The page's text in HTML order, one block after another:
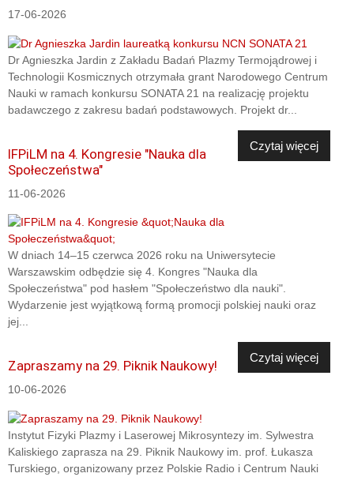
17-06-2026
Dr Agnieszka Jardin z Zakładu Badań Plazmy Termojądrowej i
Technologii Kosmicznych otrzymała grant Narodowego Centrum
Nauki w ramach konkursu SONATA 21 na realizację projektu
badawczego z zakresu badań podstawowych. Projekt dr...
Czytaj więcej
IFPiLM na 4. Kongresie "Nauka dla
Społeczeństwa"
11-06-2026
W dniach 14–15 czerwca 2026 roku na Uniwersytecie
Warszawskim odbędzie się 4. Kongres "Nauka dla
Społeczeństwa" pod hasłem "Społeczeństwo dla nauki".
Wydarzenie jest wyjątkową formą promocji polskiej nauki oraz
jej...
Czytaj więcej
Zapraszamy na 29. Piknik Naukowy!
10-06-2026
Instytut Fizyki Plazmy i Laserowej Mikrosyntezy im. Sylwestra
Kaliskiego zaprasza na 29. Piknik Naukowy im. prof. Łukasza
Turskiego, organizowany przez Polskie Radio i Centrum Nauki